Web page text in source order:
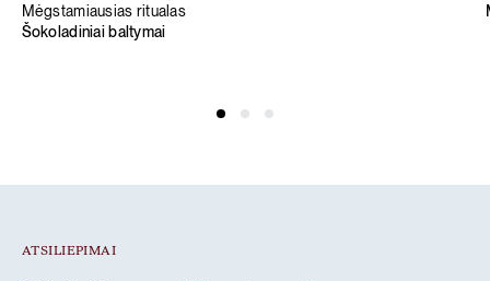
Mėgstamiausias ritualas
Šokoladiniai baltymai
ATSILIEPIMAI